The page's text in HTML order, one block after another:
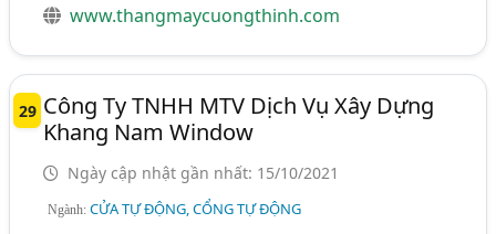
www.thangmaycuongthinh.com
29 Công Ty TNHH MTV Dịch Vụ Xây Dựng
Khang Nam Window
Ngày cập nhật gần nhất: 15/10/2021
Ngành:CỬA TỰ ĐỘNG, CỔNG TỰ ĐỘNG